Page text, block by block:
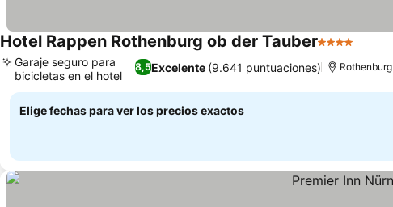
Hotel Rappen Rothenburg ob der Tauber4 Estrellas
8,5Excelente (9.641 puntuaciones)
Garaje seguro para
bicicletas en el hotel
Rothenburg
Elige fechas para ver los precios exactos